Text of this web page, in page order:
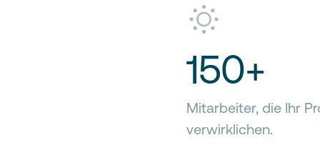
150+
Mitarbeiter, die Ihr
verwirklichen.